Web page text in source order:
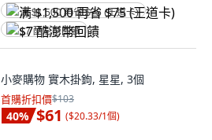
满 $1,500 再省 $75 (王道卡)
$7 酷澎幣回饋
小麥購物 實木掛鉤, 星星, 3個
首購折扣價$103
40% $61 ($20.33/1個)